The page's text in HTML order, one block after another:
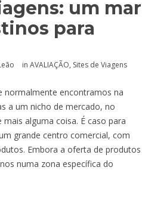
um mar
para
in AVALIAÇÃO, Sites de Viagens
normalmente encontramos na
a um nicho de mercado, no
alguma coisa. É caso para
grande centro comercial, com
Embora a oferta de produtos
numa zona específica do